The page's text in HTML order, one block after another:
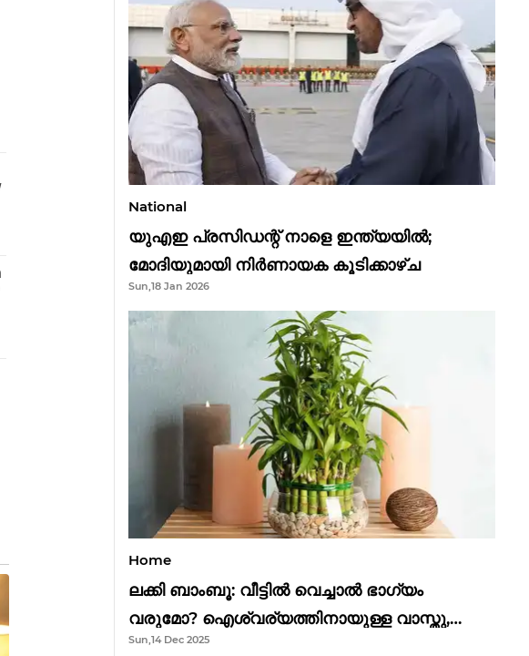
National
യുഎഇ പ്രസിഡന്റ് നാളെ ഇന്ത്യയിൽ;
മോദിയുമായി നിർണായക കൂടിക്കാഴ്ച
Sun,18 Jan 2026
Home
ലക്കി ബാംബൂ: വീട്ടിൽ വെച്ചാൽ ഭാഗ്യം
വരുമോ? ഐശ്വര്യത്തിനായുള്ള വാസ്തു,
ഫെങ് ഷൂയി വിശ്വാസങ്ങൾ
Sun,14 Dec 2025